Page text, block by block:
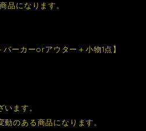
品になります。
ーカーorアウター＋小物1点】
ます。
のある商品になります。